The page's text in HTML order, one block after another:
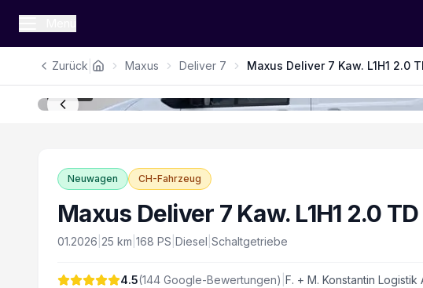
Zurück Maxus Deliver 7 Maxus Deliver 7 Kaw. L1H1 2.0
1/16
Neuwagen CH-Fahrzeug
Maxus Deliver 7 Kaw. L1H1 2.0
01.2026 25 km 168 PS Diesel Schaltgetriebe
4.5(144 Google-Bewertungen) F. + M. Konstantin Logistik